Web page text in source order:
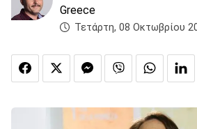
Greece
Τετάρτη, 08 Οκτωβρίου